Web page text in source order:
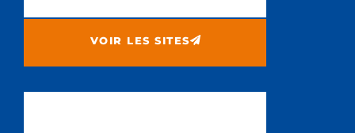
VOIR LES SITES